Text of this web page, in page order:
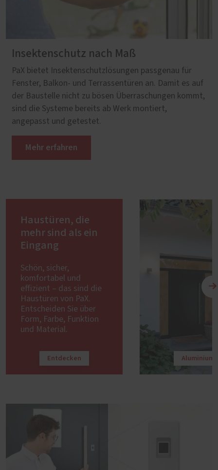
Insektenschutz nach Maß
PaX bietet Insektenschutzlösungen passgenau für
Fenster, Balkon- und Terrassentüren an. Damit es auf
der Baustelle nicht zu bösen Überraschungen kommt,
sind die Systeme bereits ab Werk montiert,
angepasst und getestet.
Mehr erfahren
Haustüren, die
mehr sind als ein
Eingang
Schön, sicher,
komfortabel und
effizient – das sind die
Haustüren von PaX.
Entscheiden Sie über
Form, Farbe, Funktion
und Material.
Entdecken Aluminium